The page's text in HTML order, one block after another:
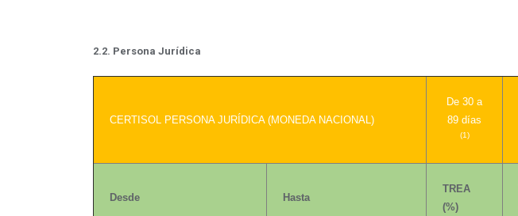
2.2. Persona Jurídica
CERTISOL PERSONA JURÍDICA (MONEDA NACIONAL)
De 30 a
89 días
(1)
Desde Hasta
TREA
(%)